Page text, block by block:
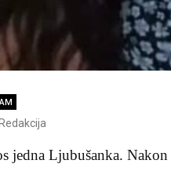
Redakcija
jedna Ljubušanka.